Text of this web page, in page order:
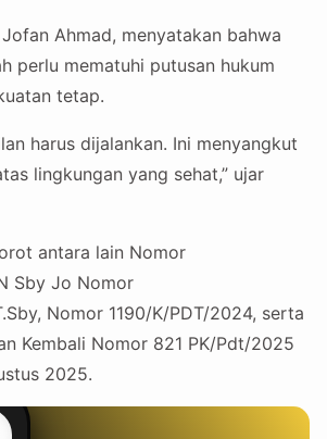
Ahmad, menyatakan bahwa
perlu mematuhi putusan hukum
tetap.
harus dijalankan. Ini menyangkut
lingkungan yang sehat,” ujar
antara lain Nomor
Sby Jo Nomor
Nomor 1190/K/PDT/2024, serta
Kembali Nomor 821 PK/Pdt/2025
2025.